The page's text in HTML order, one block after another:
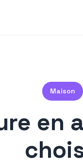
Maison
en